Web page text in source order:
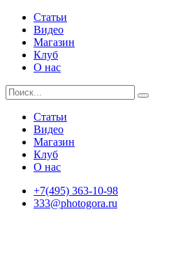
Статьи
Видео
Магазин
Клуб
О нас
Статьи
Видео
Магазин
Клуб
О нас
+7(495) 363-10-98
333@photogora.ru